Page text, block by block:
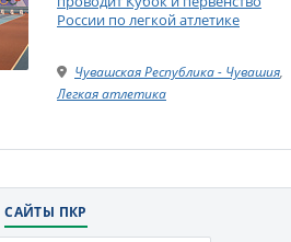
России по легкой атлетике
Чувашская Республика - Чувашия,
Легкая атлетика
САЙТЫ ПКР